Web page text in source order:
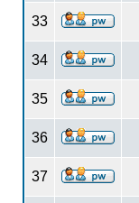
33
34
35
36
37